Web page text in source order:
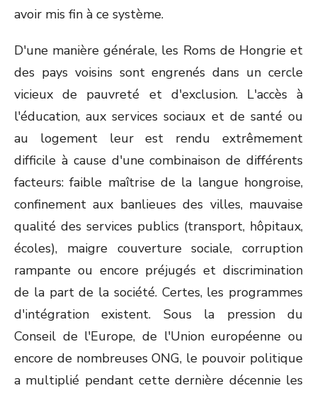
avoir mis fin à ce système.
D'une manière générale, les Roms de Hongrie et
des pays voisins sont engrenés dans un cercle
vicieux de pauvreté et d'exclusion. L'accès à
l'éducation, aux services sociaux et de santé ou
au logement leur est rendu extrêmement
difficile à cause d'une combinaison de différents
facteurs: faible maîtrise de la langue hongroise,
confinement aux banlieues des villes, mauvaise
qualité des services publics (transport, hôpitaux,
écoles), maigre couverture sociale, corruption
rampante ou encore préjugés et discrimination
de la part de la société. Certes, les programmes
d'intégration existent. Sous la pression du
Conseil de l'Europe, de l'Union européenne ou
encore de nombreuses ONG, le pouvoir politique
a multiplié pendant cette dernière décennie les